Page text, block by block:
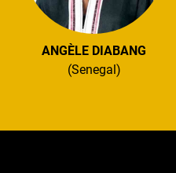
ANGÈLE DIABANG
(Senegal)